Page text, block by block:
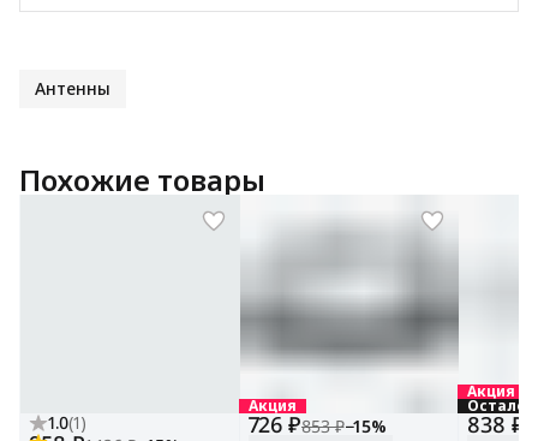
Антенны
Похожие товары
1.0(1)
Акция
726 ₽853 ₽−15%
Акция
838 ₽